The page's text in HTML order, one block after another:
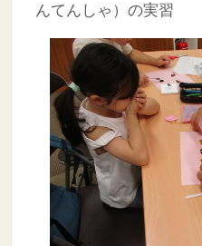
んてんしゃ）の実習